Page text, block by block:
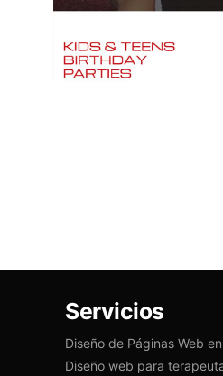
Servicios
Diseño de Páginas Web
Diseño web para